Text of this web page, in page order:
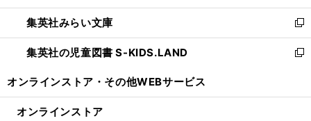
開
く
ウ
で
開
く
ン
ド
ウ
で
ウ
ィ
ン
ド
開
集英社みらい文庫
新
し
い
ン
集英社の児童図書 S-KIDS.LAND
新
ウ
オンラインストア・ その他WEBサービス
オンラインストア